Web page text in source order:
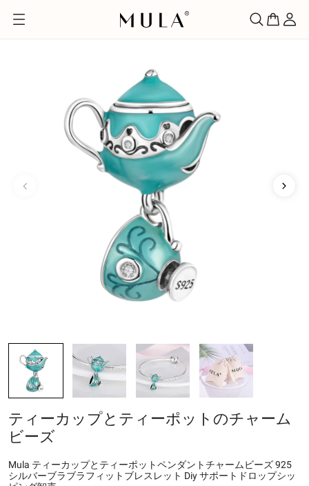
ティーカップとティーポットのチャーム
ビーズ
Mula ティーカップとティーポットペンダントチャームビーズ 925
シルバーブラブラフィットブレスレット Diy サポートドロップシッ